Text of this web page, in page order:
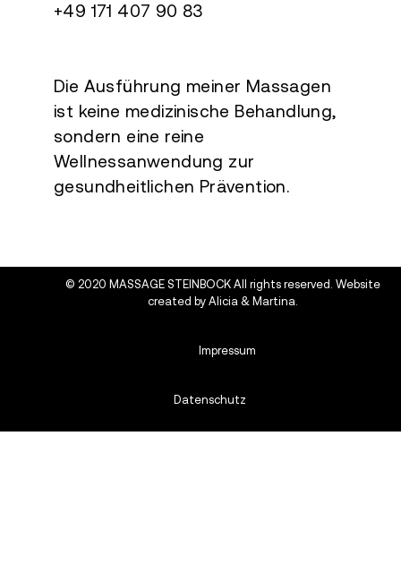
+49 171 407 90 83
Die Ausführung meiner Massagen
ist keine medizinische Behandlung,
sondern eine reine
Wellnessanwendung zur
gesundheitlichen Prävention.
© 2020 MASSAGE STEINBOCK All rights reserved. Website
created by Alicia & Martina.
Impressum
Datenschutz